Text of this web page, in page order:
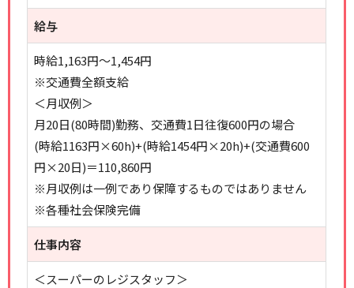
給与
時給1,163円～1,454円
※交通費全額支給
＜月収例＞
月20日(80時間)勤務、交通費1日往復600円の場合
(時給1163円×60h)+(時給1454円×20h)+(交通費600
円×20日)＝110,860円
※月収例は一例であり保障するものではありません
※各種社会保険完備
仕事内容
＜スーパーのレジスタッフ＞